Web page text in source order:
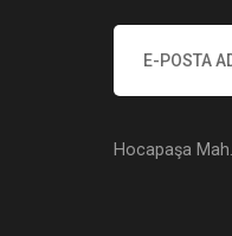
Hocapaşa